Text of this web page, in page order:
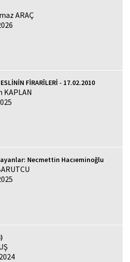
ARAÇ
FİRARÎLERİ - 17.02.2010
KAPLAN
Necmettin Hacıeminoğlu